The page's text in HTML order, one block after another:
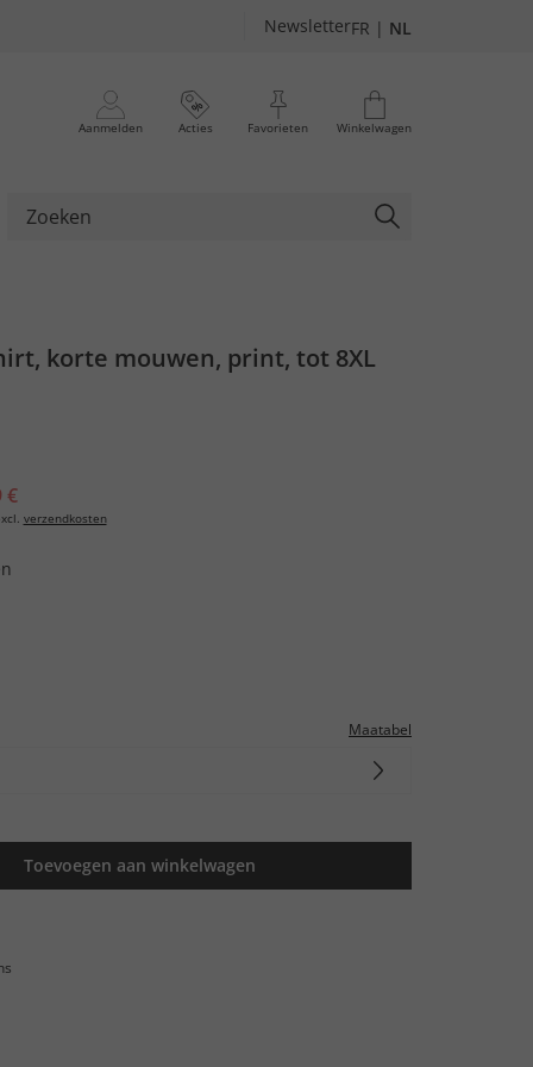
NewsletterFR | NL
Aanmelden Acties Favorieten Winkelwagen
korte mouwen, print, tot 8XL
€
verzendkosten
Maatabel
Toevoegen aan winkelwagen